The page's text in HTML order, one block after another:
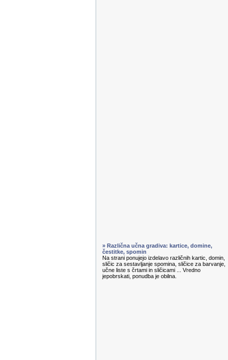
» Različna učna gradiva: kartice, domine,
čestitke, spomin
Na strani ponujejo izdelavo različnih kartic, domin,
sličic za sestavljanje spomina, sličice za barvanje,
učne liste s črtami in sličicami ... Vredno
jepobrskati, ponudba je obilna.